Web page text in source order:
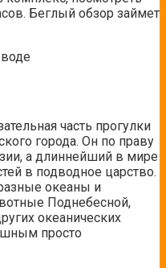
Беглый обзор займет
часть прогулки
города. Он по праву
а длиннейший в мире
в подводное царство.
океаны и
Поднебесной,
океанических
просто